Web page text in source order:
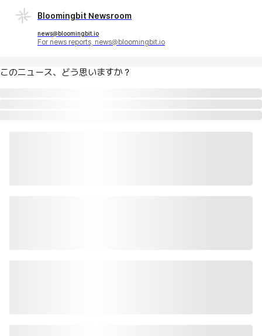
Bloomingbit Newsroom
news@bloomingbit.io
For news reports, news@bloomingbit.io
このニュース、どう思いますか？